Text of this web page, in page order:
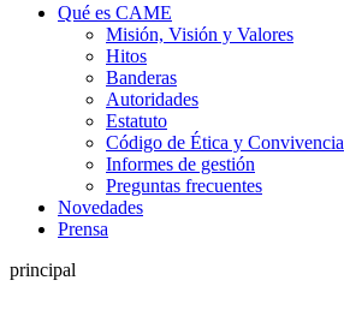
Qué es CAME
Misión, Visión y Valores
Hitos
Banderas
Autoridades
Estatuto
Código de Ética y Convivencia
Informes de gestión
Preguntas frecuentes
Novedades
Prensa
principal